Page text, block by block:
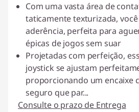
Com uma vasta área de
taticamente texturizada,
aderência, perfeita para
épicas de jogos sem suar
Projetadas com perfeição,
joystick se ajustam
proporcionando um encaixe
seguro que par...
Consulte o prazo de Entrega